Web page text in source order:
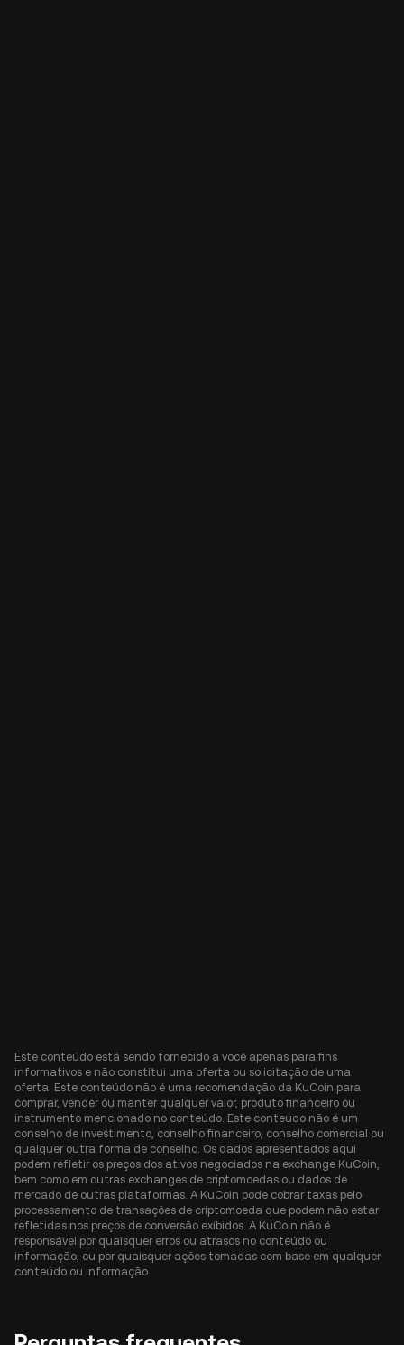
Este conteúdo está sendo fornecido a você apenas para fins
informativos e não constitui uma oferta ou solicitação de uma
oferta. Este conteúdo não é uma recomendação da KuCoin para
comprar, vender ou manter qualquer valor, produto financeiro ou
instrumento mencionado no conteúdo. Este conteúdo não é um
conselho de investimento, conselho financeiro, conselho comercial ou
qualquer outra forma de conselho. Os dados apresentados aqui
podem refletir os preços dos ativos negociados na exchange KuCoin,
bem como em outras exchanges de criptomoedas ou dados de
mercado de outras plataformas. A KuCoin pode cobrar taxas pelo
processamento de transações de criptomoeda que podem não estar
refletidas nos preços de conversão exibidos. A KuCoin não é
responsável por quaisquer erros ou atrasos no conteúdo ou
informação, ou por quaisquer ações tomadas com base em qualquer
conteúdo ou informação.